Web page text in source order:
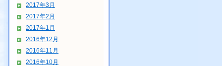
2017年3月
2017年2月
2017年1月
2016年12月
2016年11月
2016年10月